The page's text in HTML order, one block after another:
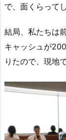
で、面くらって
結局、私たちは
キャッシュが
りたので、現地